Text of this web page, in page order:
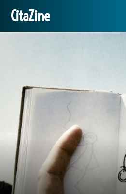
CitaZine